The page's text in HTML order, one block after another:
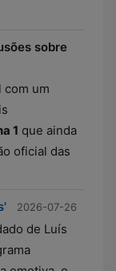
sobre
com um
1 que ainda
oficial das
2026-07-26
de Luís